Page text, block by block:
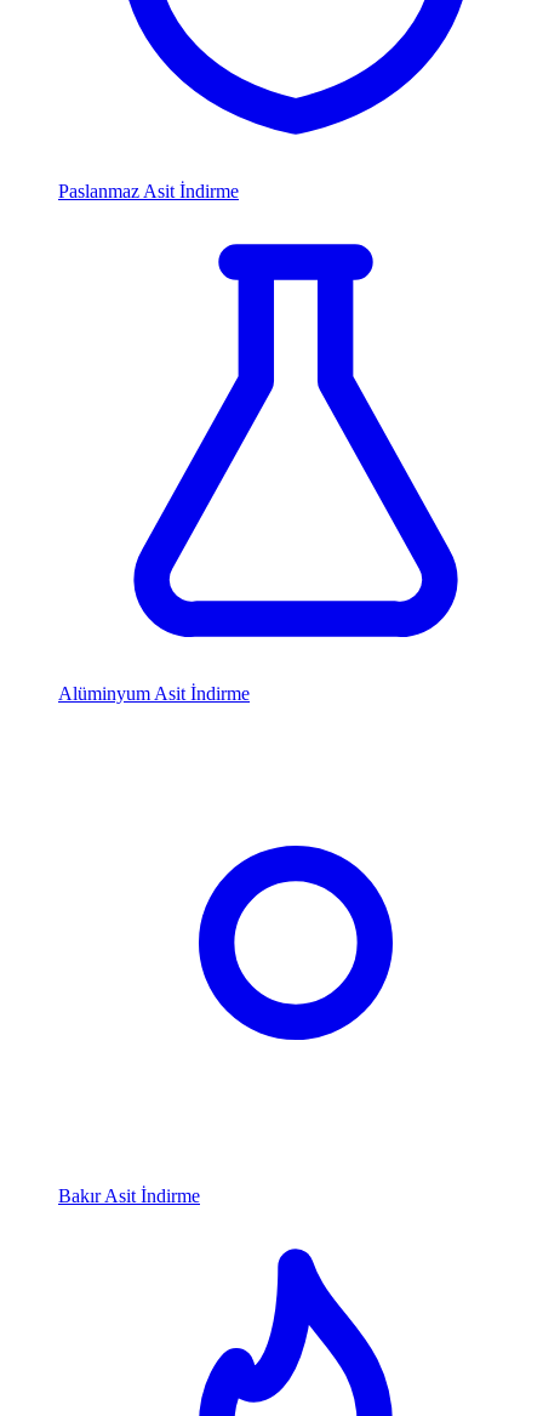
Paslanmaz Asit İndirme
Alüminyum Asit İndirme
Bakır Asit İndirme